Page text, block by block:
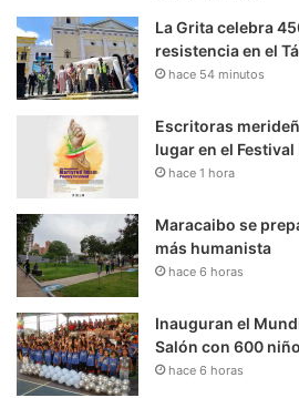
La Grita celebra
resistencia en el
hace 54 minutos
Escritoras
lugar en el
hace 1 hora
Maracaibo se
más humanista
hace 6 horas
Inauguran el
Salón con 600
hace 6 horas